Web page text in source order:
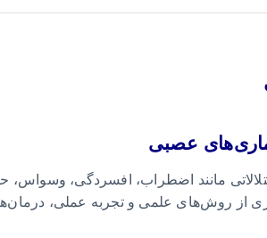
عصبی
مانند اضطراب، افسردگی، وسواس،
از روش‌های علمی و تجربه عملی،